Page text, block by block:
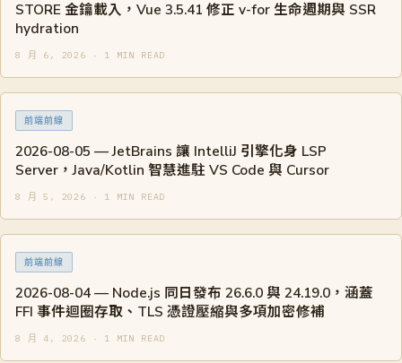
STORE 金鑰載入，Vue 3.5.41 修正 v-for 生命週期與 SSR
hydration
8 月 6, 2026 · 1 MIN READ
前端前線
2026-08-05 — JetBrains 讓 IntelliJ 引擎化身 LSP
Server，Java/Kotlin 智慧進駐 VS Code 與 Cursor
8 月 5, 2026 · 1 MIN READ
前端前線
2026-08-04 — Node.js 同日發布 26.6.0 與 24.19.0，涵蓋
FFI 事件迴圈存取、TLS 憑證壓縮與多項加密修補
8 月 4, 2026 · 1 MIN READ